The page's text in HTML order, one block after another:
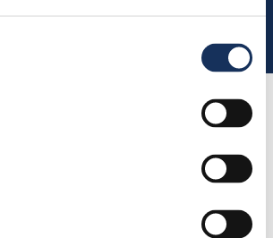
Lees